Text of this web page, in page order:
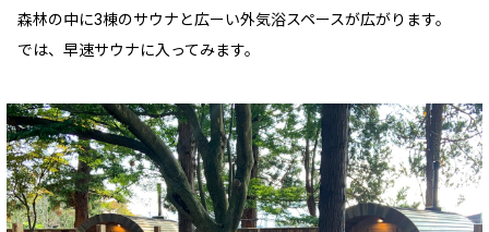
森林の中に3棟のサウナと広ーい外気浴スペースが広がります。
では、早速サウナに入ってみます。